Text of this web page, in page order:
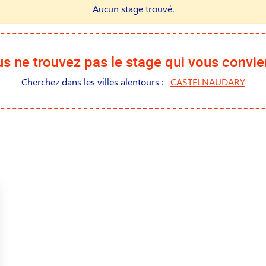
Aucun stage trouvé.
ne trouvez pas le stage qui vous
Cherchez dans les villes alentours : CASTELNAUDARY